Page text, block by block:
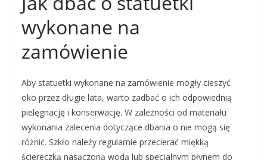
wykonane na
zamówienie
Aby statuetki wykonane na zamówienie mogły cieszyć
oko przez długie lata, warto zadbać o ich odpowiednią
pielęgnację i konserwację. W zależności od materiału
wykonania zalecenia dotyczące dbania o nie mogą się
różnić. Szkło należy regularnie przecierać miękką
ściereczką nasączoną wodą lub specjalnym płynem do